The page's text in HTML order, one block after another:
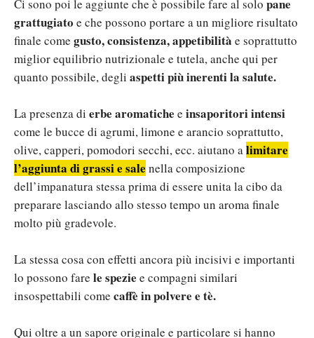
Ci sono poi le aggiunte che è possibile fare al solo pane
grattugiato e che possono portare a un migliore risultato
finale come gusto, consistenza, appetibilità e soprattutto
miglior equilibrio nutrizionale e tutela, anche qui per
quanto possibile, degli aspetti più inerenti la salute.
La presenza di erbe aromatiche e insaporitori intensi
come le bucce di agrumi, limone e arancio soprattutto,
olive, capperi, pomodori secchi, ecc. aiutano alimitare
l’aggiunta di grassi e sale nella composizione
dell’impanatura stessa prima di essere unita la cibo da
preparare lasciando allo stesso tempo un aroma finale
molto più gradevole.
La stessa cosa con effetti ancora più incisivi e importanti
lo possono fare le spezie e compagni similari
insospettabili come caffè in polvere e tè.
Qui oltre a un sapore originale e particolare si hanno